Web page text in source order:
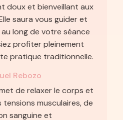
doux et bienveillant aux
saura vous guider et
long de votre séance
profiter pleinement
pratique traditionnelle.
Rebozo
de relaxer le corps et
musculaires, de
sanguine et